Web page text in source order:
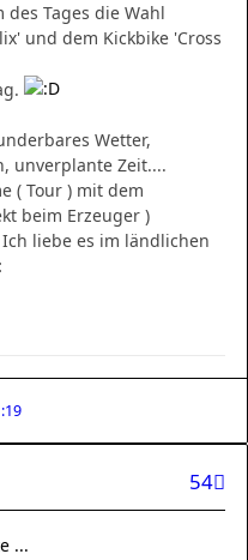
Tages die Wahl
und dem Kickbike 'Cross
Wetter,
unverplante Zeit....
( Tour ) mit dem
beim Erzeuger )
liebe es im ländlichen
54
...